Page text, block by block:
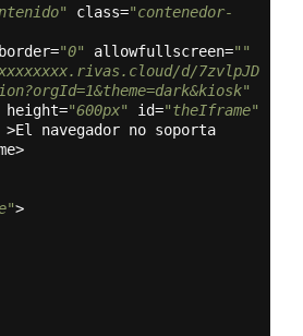
class="contenedor-
"0" allowfullscreen=""
d/7zvlpJD
height="600px" id="theIframe"
>El navegador no soporta
>